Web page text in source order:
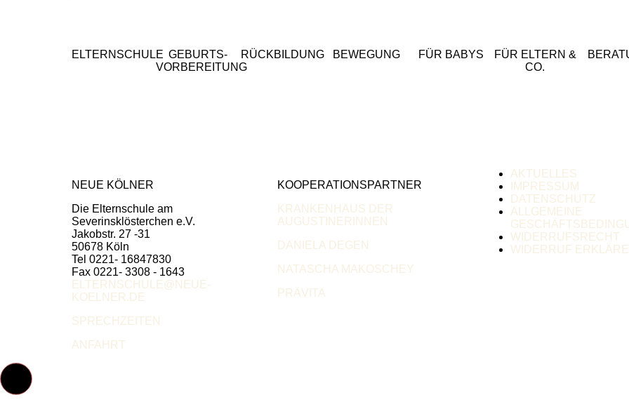
ELTERNSCHULE GEBURTS-
VORBEREITUNG
RÜCKBILDUNG BEWEGUNG FÜR BABYS
FÜR ELTERN &
CO.
NEUE KÖLNER
Die Elternschule am
Severinsklösterchen e.V.
Jakobstr. 27 -31
50678 Köln
Tel 0221- 16847830
Fax 0221- 3308 - 1643
ELTERNSCHULE@NEUE-
KOELNER.DE
SPRECHZEITEN
ANFAHRT
KOOPERATIONSPARTNER
KRANKENHAUS DER
AUGUSTINERINNEN
DANIELA DEGEN
NATASCHA MAKOSCHEY
PRÄVITA
AKTUELLES
IMPRESSUM
DATENSCHUTZ
ALLGEMEINE
WIDERRUFSRECHT
WIDERRUF